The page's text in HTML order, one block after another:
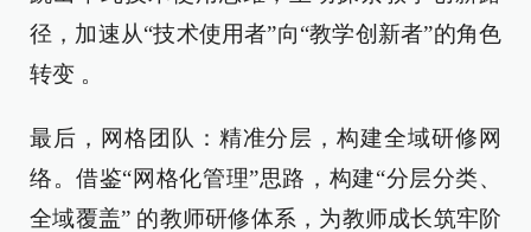
径，加速从“技术使用者”向“教学创新者”的角色
转变 。
最后，网格团队：精准分层，构建全域研修网
络。借鉴“网格化管理”思路，构建“分层分类、
全域覆盖” 的教师研修体系，为教师成长筑牢阶